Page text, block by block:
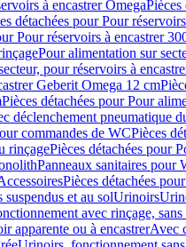
à encastrer OmegaPièces
détachées pour Pour
Pour réservoirs à encastrer
Pour alimentation sur
pour réservoirs à
Geberit Omega 12 cm
Pièces détachées pour Pour
déclenchement pneumatique
commandes de WCPièces
rinçagePièces détachées pour
Panneaux sanitaires pour
Pièces détachées
suspendus et au solUrinoirs
avec rinçage, sans
apparente ou à encastrerAvec